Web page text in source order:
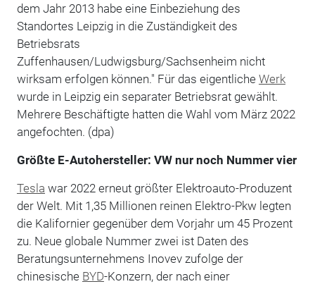
dem Jahr 2013 habe eine Einbeziehung des
Standortes Leipzig in die Zuständigkeit des
Betriebsrats
Zuffenhausen/Ludwigsburg/Sachsenheim nicht
wirksam erfolgen können." Für das eigentliche Werk
wurde in Leipzig ein separater Betriebsrat gewählt.
Mehrere Beschäftigte hatten die Wahl vom März 2022
angefochten. (dpa)
Größte E-Autohersteller: VW nur noch Nummer vier
Tesla war 2022 erneut größter Elektroauto-Produzent
der Welt. Mit 1,35 Millionen reinen Elektro-Pkw legten
die Kalifornier gegenüber dem Vorjahr um 45 Prozent
zu. Neue globale Nummer zwei ist Daten des
Beratungsunternehmens Inovev zufolge der
chinesische BYD-Konzern, der nach einer